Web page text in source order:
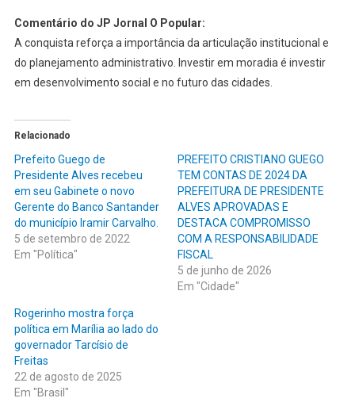
Comentário do JP Jornal O Popular:
A conquista reforça a importância da articulação institucional e
do planejamento administrativo. Investir em moradia é investir
em desenvolvimento social e no futuro das cidades.
Relacionado
Prefeito Guego de
Presidente Alves recebeu
em seu Gabinete o novo
Gerente do Banco Santander
do município Iramir Carvalho.
5 de setembro de 2022
Em "Política"
PREFEITO CRISTIANO GUEGO
TEM CONTAS DE 2024 DA
PREFEITURA DE PRESIDENTE
ALVES APROVADAS E
DESTACA COMPROMISSO
COM A RESPONSABILIDADE
FISCAL
5 de junho de 2026
Em "Cidade"
Rogerinho mostra força
política em Marília ao lado do
governador Tarcísio de
Freitas
22 de agosto de 2025
Em "Brasil"